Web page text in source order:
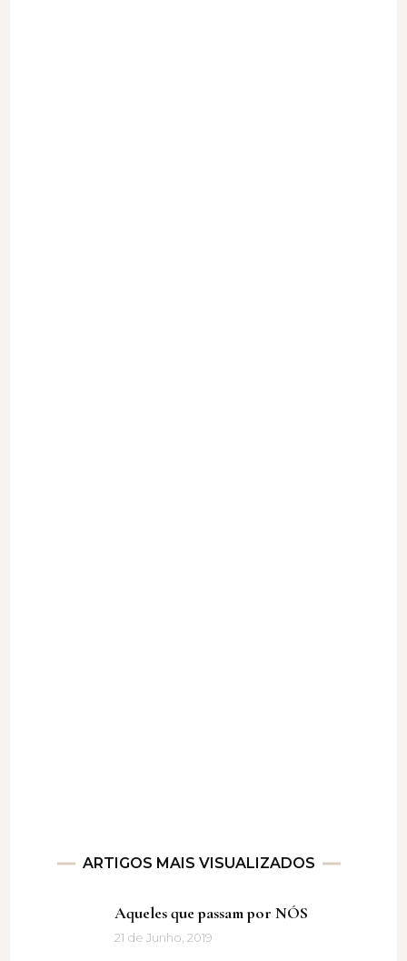
ARTIGOS MAIS VISUALIZADOS
Aqueles que passam por NÓS
21 de Junho, 2019